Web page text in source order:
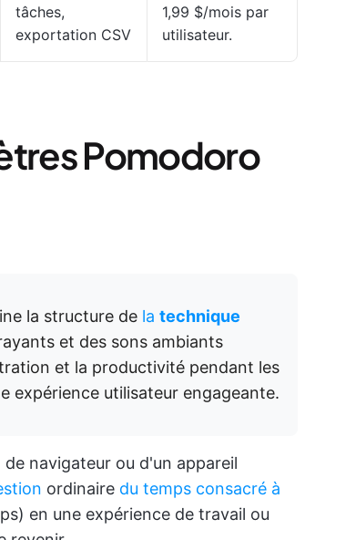
tâches,
exportation CSV
1,99 $/mois par
utilisateur.
Pomodoro
la structure de la technique
et des sons ambiants
et la productivité pendant les
expérience utilisateur engageante.
navigateur ou d'un appareil
ordinaire du temps consacré à
en une expérience de travail ou